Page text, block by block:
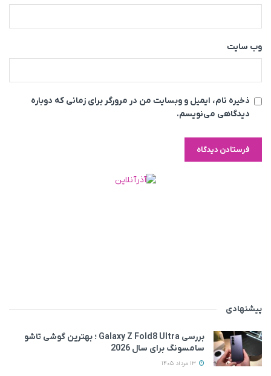
وب‌ سایت
ذخیره نام، ایمیل و وبسایت من در مرورگر برای زمانی که دوباره
دیدگاهی می‌نویسم.
پیشنهادی
بررسی Galaxy Z Fold8 Ultra ؛ بهترین گوشی تاشو
سامسونگ برای سال 2026